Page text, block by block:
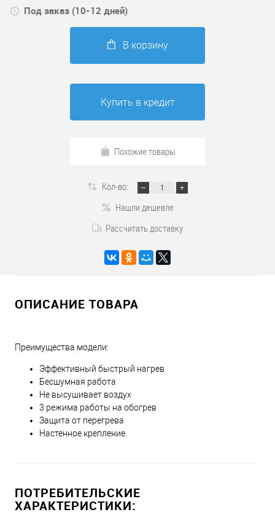
Под заказ (10-12 дней)
В корзину
Купить в кредит
Похожие товары
Кол-во:
Нашли дешевле
Рассчитать доставку
ОПИСАНИЕ ТОВАРА
Преимущества модели:
Эффективный быстрый нагрев
Бесшумная работа
Не высушивает воздух
3 режима работы на обогрев
Защита от перегрева
Настенное крепление
ПОТРЕБИТЕЛЬСКИЕ
ХАРАКТЕРИСТИКИ: